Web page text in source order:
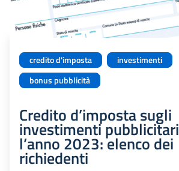
credito d'imposta
investimenti
bonus pubblicità
Credito d’imposta sugli
investimenti
l’anno 2023: elenco dei
richiedenti